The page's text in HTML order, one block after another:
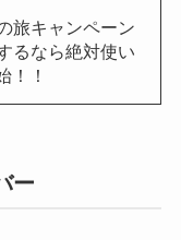
旅キャンペーン
るなら絶対使い
！！
ー